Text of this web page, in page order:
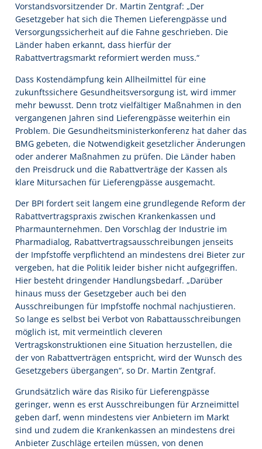
Vorstandsvorsitzender Dr. Martin Zentgraf: „Der
Gesetzgeber hat sich die Themen Lieferengpässe und
Versorgungssicherheit auf die Fahne geschrieben. Die
Länder haben erkannt, dass hierfür der
Rabattvertragsmarkt reformiert werden muss.“
Dass Kostendämpfung kein Allheilmittel für eine
zukunftssichere Gesundheitsversorgung ist, wird immer
mehr bewusst. Denn trotz vielfältiger Maßnahmen in den
vergangenen Jahren sind Lieferengpässe weiterhin ein
Problem. Die Gesundheitsministerkonferenz hat daher das
BMG gebeten, die Notwendigkeit gesetzlicher Änderungen
oder anderer Maßnahmen zu prüfen. Die Länder haben
den Preisdruck und die Rabattverträge der Kassen als
klare Mitursachen für Lieferengpässe ausgemacht.
Der BPI fordert seit langem eine grundlegende Reform der
Rabattvertragspraxis zwischen Krankenkassen und
Pharmaunternehmen. Den Vorschlag der Industrie im
Pharmadialog, Rabattvertragsausschreibungen jenseits
der Impfstoffe verpflichtend an mindestens drei Bieter zur
vergeben, hat die Politik leider bisher nicht aufgegriffen.
Hier besteht dringender Handlungsbedarf. „Darüber
hinaus muss der Gesetzgeber auch bei den
Ausschreibungen für Impfstoffe nochmal nachjustieren.
So lange es selbst bei Verbot von Rabattausschreibungen
möglich ist, mit vermeintlich cleveren
Vertragskonstruktionen eine Situation herzustellen, die
der von Rabattverträgen entspricht, wird der Wunsch des
Gesetzgebers übergangen“, so Dr. Martin Zentgraf.
Grundsätzlich wäre das Risiko für Lieferengpässe
geringer, wenn es erst Ausschreibungen für Arzneimittel
geben darf, wenn mindestens vier Anbietern im Markt
sind und zudem die Krankenkassen an mindestens drei
Anbieter Zuschläge erteilen müssen, von denen